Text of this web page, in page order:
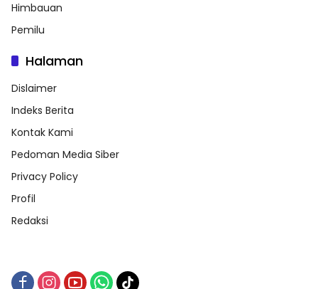
Himbauan
Pemilu
Halaman
Dislaimer
Indeks Berita
Kontak Kami
Pedoman Media Siber
Privacy Policy
Profil
Redaksi